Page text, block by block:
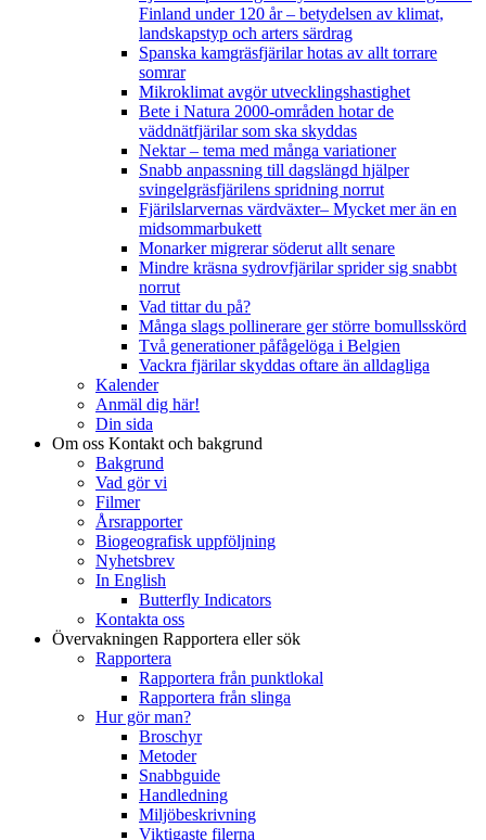
Finland under 120 år– betydelsen av klimat,
landskapstyp och arters särdrag
Spanska kamgräsfjärilar hotas av allt torrare
somrar
Mikroklimat avgör utvecklingshastighet
Bete i Natura 2000-områden hotar de
väddnätfjärilar som ska skyddas
Nektar – tema med många variationer
Snabb anpassning till dagslängd hjälper
svingelgräsfjärilens spridning norrut
Fjärilslarvernas värdväxter– Mycket mer än en
midsommarbukett
Monarker migrerar söderut allt senare
Mindre kräsna sydrovfjärilar sprider sig snabbt
norrut
Vad tittar du på?
Många slags pollinerare ger större bomullsskörd
Två generationer påfågelöga i Belgien
Vackra fjärilar skyddas oftare än alldagliga
Kalender
Anmäl dig här!
Din sida
Om oss Kontakt och bakgrund
Bakgrund
Vad gör vi
Filmer
Årsrapporter
Biogeografisk uppföljning
Nyhetsbrev
In English
Butterfly Indicators
Kontakta oss
Övervakningen Rapportera eller sök
Rapportera
Rapportera från punktlokal
Rapportera från slinga
Hur gör man?
Broschyr
Metoder
Snabbguide
Handledning
Miljöbeskrivning
Viktigaste filerna